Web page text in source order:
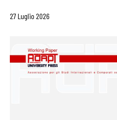
27 Luglio 2026